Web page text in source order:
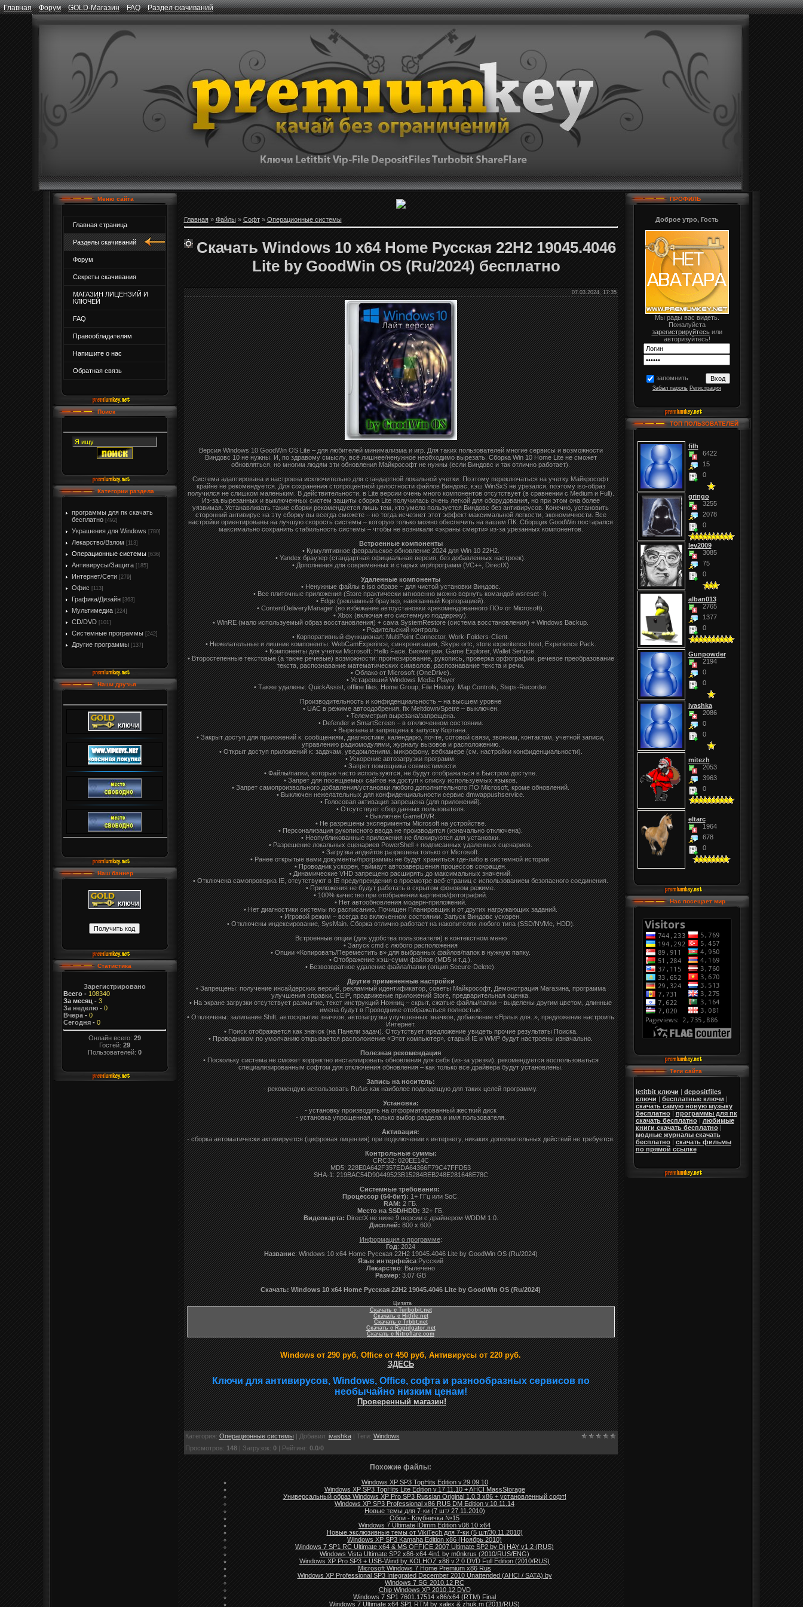
Главная Форум GOLD-Магазин FAQ Раздел скачиваний
Меню сайта
Главная страница
Разделы скачиваний
Форум
Секреты скачивания
МАГАЗИН ЛИЦЕНЗИЙ И
КЛЮЧЕЙ
FAQ
Правообладателям
Напишите о нас
Обратная связь
Поиск
Категории раздела
программы для пк скачать
бесплатно [492]
Украшения для Windows [780]
Лекарство/Взлом [113]
Операционные системы [636]
Антивирусы/Защита [185]
Интернет/Сети [279]
Офис [113]
Графика/Дизайн [363]
Мультимедиа [224]
CD/DVD [101]
Системные программы [242]
Другие программы [137]
Наши друзья
Наш баннер
Статистика
Зарегистрировано
Всего- 108340
За месяц - 3
За неделю- 0
Вчера- 0
Сегодня- 0
Онлайн всего: 29
Гостей: 29
Пользователей: 0
Главная» Файлы» Софт» Операционные системы
Скачать Windows 10 x64 Home Русская 22H2 19045.4046
Lite by GoodWin OS (Ru/2024) бесплатно
07.03.2024, 17:35
Версия Windows 10 GoodWin OS Lite – для любителей минимализма и игр. Для таких пользователей многие сервисы и возможности
Виндовс 10 не нужны. И, по здравому смыслу, всё лишнее/ненужное необходимо вырезать. Сборка Win 10 Home Lite не сможет
обновляться, но многим людям эти обновления Майкрософт не нужны (если Виндовс и так отлично работает).
Система адаптирована и настроена исключительно для стандартной локальной учетки. Поэтому переключаться на учетку Майкрософт
крайне не рекомендуется. Для сохранения стопроцентной целостности файлов Виндовс, кэш WinSxS не урезался, поэтому iso-образ
получился не слишком маленьким. В действительности, в Lite версии очень много компонентов отсутствует (в сравнении с Medium и Full).
Из-за вырезанных и выключенных систем защиты сборка Lite получилась очень легкой для оборудования, но при этом она более
уязвимая. Устанавливать такие сборки рекомендуется лишь тем, кто умело пользуется Виндовс без антивирусов. Конечно, установить
сторонний антивирус на эту сборку вы всегда сможете – но тогда исчезнет этот эффект максимальной легкости, экономичности. Все
настройки ориентированы на лучшую скорость системы – которую только можно обеспечить на вашем ПК. Сборщик GoodWin постарался
максимально сохранить стабильность системы – чтобы не возникали «экраны смерти» из-за урезанных компонентов.
Встроенные компоненты
• Кумулятивное февральское обновление 2024 для Win 10 22H2.
• Yandex браузер (стандартная официальная версия, без добавленных настроек).
• Дополнения для современных и старых игр/программ (VC++, DirectX)
Удаленные компоненты
• Ненужные файлы в iso образе – для чистой установки Виндовс.
• Все плиточные приложения (Store практически мгновенно можно вернуть командой wsreset -i).
• Edge (рекламный браузер, навязанный Корпорацией).
• ContentDeliveryManager (во избежание автоустановки «рекомендованного ПО» от Microsoft).
• Xbox (включая его системную поддержку).
• WinRE (мало используемый образ восстановления) + сама SystemRestore (система восстановления) + Windows Backup.
• Родительский контроль
• Корпоративный функционал: MultiPoint Connector, Work-Folders-Client.
• Нежелательные и лишние компоненты: WebCamExperince, синхронизация, Skype ortc, store experitence host, Experience Pack.
• Компоненты для учетки Microsoft: Hello Face, Биометрия, Game Explorer, Wallet Service.
• Второстепенные текстовые (а также речевые) возможности: прогнозирование, рукопись, проверка орфографии, речевое преобразование
текста, распознавание математических символов, распознавание текста и речи.
• Облако от Microsoft (OneDrive).
• Устаревший Windows Media Player
• Также удалены: QuickAssist, offline files, Home Group, File History, Map Controls, Steps-Recorder.
Производительность и конфиденциальность – на высшем уровне
• UAC в режиме автоодобрения, fix Meltdown/Spetre – выключен.
• Телеметрия вырезана/запрещена.
• Defender и SmartScreen – в отключенном состоянии.
• Вырезана и запрещена к запуску Кортана.
• Закрыт доступ для приложений к: сообщениям, диагностике, календарю, почте, сотовой связи, звонкам, контактам, учетной записи,
управлению радиомодулями, журналу вызовов и расположению.
• Открыт доступ приложений к: задачам, уведомлениям, микрофону, вебкамере (см. настройки конфиденциальности).
• Ускорение автозагрузки программ.
• Запрет помощника совместимости.
• Файлы/папки, которые часто используются, не будут отображаться в Быстром доступе.
• Запрет для посещаемых сайтов на доступ к списку используемых языков.
• Запрет самопроизвольного добавления/установки любого дополнительного ПО Microsoft, кроме обновлений.
• Выключен нежелательных для конфиденциальности сервис dmwappushservice.
• Голосовая активация запрещена (для приложений).
• Отсутствует сбор данных пользователя.
• Выключен GameDVR.
• Не разрешены эксперименты Microsoft на устройстве.
• Персонализация рукописного ввода не производится (изначально отключена).
• Неопубликованные приложения не блокируются для установки.
• Разрешение локальных сценариев PowerShell + подписанных удаленных сценариев.
• Загрузка апдейтов разрешена только от Microsoft.
• Ранее открытые вами документы/программы не будут храниться где-либо в системной истории.
• Проводник ускорен, таймаут автозавершения процессов сокращен.
• Динамические VHD запрещено расширять до максимальных значений.
• Отключена самопроверка IE, отсутствуют в IE предупреждения о просмотре веб-страниц с использованием безопасного соединения.
• Приложения не будут работать в скрытом фоновом режиме.
• 100% качество при отображении картинок/фотографий.
• Нет автообновления модерн-приложений.
• Нет диагностики системы по расписанию. Почищен Планировщик и от других нагружающих заданий.
• Игровой режим – всегда во включенном состоянии. Запуск Виндовс ускорен.
• Отключены индексирование, SysMain. Сборка отлично работает на накопителях любого типа (SSD/NVMe, HDD).
Встроенные опции (для удобства пользователя) в контекстном меню
• Запуск cmd с любого расположения
• Опции «Копировать/Переместить в» для выбранных файлов/папок в нужную папку.
• Отображение хэш-сумм файлов (MD5 и т.д.).
• Безвозвратное удаление файла/папки (опция Secure-Delete).
Другие примененные настройки
• Запрещены: получение инсайдерских версий, рекламный идентификатор, советы Майкрософт, Демонстрация Магазина, программа
улучшения справки, CEIP, продвижение приложений Store, предварительная оценка.
• На экране загрузки отсутствует размытие, текст инструкций Ножниц – скрыт, сжатые файлы/папки – выделены другим цветом, длинные
имена будут в Проводнике отображаться полностью.
• Отключены: залипание Shift, автоскрытие значков, автозагрузка улучшенных значков, добавление «Ярлык для..», предложение настроить
Интернет.
• Поиск отображается как значок (на Панели задач). Отсутствует предложение увидеть прочие результаты Поиска.
• Проводником по умолчанию открывается расположение «Этот компьютер», старый IE и WMP будут настроены изначально.
Полезная рекомендация
• Поскольку система не сможет корректно инсталлировать обновления для себя (из-за урезки), рекомендуется воспользоваться
специализированным софтом для отключения обновления – как только все драйвера будут установлены.
Запись на носитель:
- рекомендую использовать Rufus как наиболее подходящую для таких целей программу.
Установка:
- установку производить на отформатированный жесткий диск
- установка упрощенная, только выбор раздела и имя пользователя.
Активация:
- сборка автоматически активируется (цифровая лицензия) при подключении к интернету, никаких дополнительных действий не требуется.
Контрольные суммы:
CRC32: 020EE14C
MD5: 228E0A642F357EDA64366F79C47FFD53
SHA-1: 219BAC54D90449523B15284BEB248E281648E78C
Системные требования:
Процессор (64-бит):1+ ГГц или SoC.
RAM:2 ГБ.
Место на SSD/HDD:32+ ГБ.
Видеокарта:DirectX не ниже 9 версии с драйвером WDDM 1.0.
Дисплей:800 x 600.
Информация о программе:
Год: 2024
Название: Windows 10 x64 Home Русская 22H2 19045.4046 Lite by GoodWin OS (Ru/2024)
Язык интерфейса:Русский
Лекарство: Вылечено
Размер: 3.07 GB
Скачать: Windows 10 x64 Home Русская 22H2 19045.4046 Lite by GoodWin OS (Ru/2024)
Цитата
Скачать с Turbobit.net
Скачать с Hitfile.net
Скачать с Trbbt.net
Скачать с Rapidgator.net
Скачать с Nitroflare.com
Windows от 290 руб, Office от 450 руб, Антивирусы от 220 руб.
ЗДЕСЬ
Ключи для антивирусов, Windows, Office, софта и разнообразных сервисов по
необычайно низким ценам!
Проверенный магазин!
Категория: Операционные системы | Добавил: ivashka| Теги: Windows
Просмотров: 148| Загрузок: 0| Рейтинг: 0.0/0
Похожие файлы:
Windows XP SP3 TopHits Edition v.29.09.10
Windows XP SP3 TopHits Lite Edition v.17.11.10 + AHCI MassStorage
Универсальный образ Windows XP Pro SP3 Russian Original 1.0.3 x86 + установленный софт!
Windows XP SP3 Professional x86 RUS DM Edition v.10.11.14
Новые темы для 7-ки (7 шт/ 27.11.2010)
Обои - Клубничка.№15
Windows 7 Ultimate IDimm Edition v08.10 x64
Новые экслюзивные темы от VikiTech для 7-ки (5 шт/30.11.2010)
Windows XP SP3 Kamaha Edition x86 (Ноябрь 2010)
Windows 7 SP1 RC Ultimate x64 & MS OFFICE 2007 Ultimate SP2 by Dj HAY v1.2 (RUS)
Windows Vista Ultimate SP2 x86-x64 4in1 by m0nkrus (2010/RUS/ENG)
Windows XP Pro SP3 + USB-Wind by KOLHOZ x86 v.2.0 DVD Full Edition (2010/RUS)
Microsoft Windows 7 Home Premium x86 Rus
Windows XP Professional SP3 Integrated December 2010 Unattended (AHCI / SATA) by
Windows 7 SG 2010.12 RC
Chip Windows XP 2010.12 DVD
Windows 7 SP1 7601.17514 x86/x64 (RTM) Final
Windows 7 Ultimate x64 SP1 RTM by xalex & zhuk.m (2011/RUS)
ПРОФИЛЬ
Доброе утро, Гость
Мы рады вас видеть.
Пожалуйста
зарегистрируйтесьили
авторизуйтесь!
запомнить
Забыл пароль Регистрация
ТОП ПОЛЬЗОВАТЕЛЕЙ
filh
6422
15
0
gringo
3255
2078
0
lev2009
3085
75
0
alban013
2765
1377
0
Gunpowder
2194
0
0
ivashka
2086
0
0
mitezh
2053
3963
0
eltarc
1964
678
0
Нас посещает мир
Теги сайта
letitbit ключи | depositfiles
ключи | бесплатные ключи |
скачать самую новую музыку
бесплатно| программы для пк
скачать бесплатно| любимые
книги скачать бесплатно|
модные журналы скачать
бесплатно| скачать фильмы
по прямой ссылке